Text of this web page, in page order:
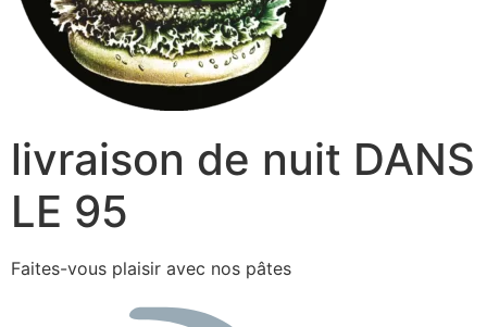
livraison de nuit DANS
LE 95
Faites-vous plaisir avec nos pâtes